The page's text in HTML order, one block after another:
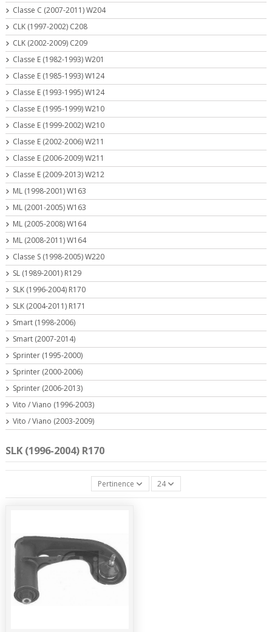
SLK (1996-2004) R170
Pertinence 24
Classe C (2007-2011) W204
CLK (1997-2002) C208
CLK (2002-2009) C209
Classe E (1982-1993) W201
Classe E (1985-1993) W124
Classe E (1993-1995) W124
Classe E (1995-1999) W210
Classe E (1999-2002) W210
Classe E (2002-2006) W211
Classe E (2006-2009) W211
Classe E (2009-2013) W212
ML (1998-2001) W163
ML (2001-2005) W163
ML (2005-2008) W164
ML (2008-2011) W164
Classe S (1998-2005) W220
SL (1989-2001) R129
SLK (1996-2004) R170
SLK (2004-2011) R171
Smart (1998-2006)
Smart (2007-2014)
Sprinter (1995-2000)
Sprinter (2000-2006)
Sprinter (2006-2013)
Vito / Viano (1996-2003)
Vito / Viano (2003-2009)